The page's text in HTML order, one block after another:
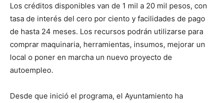
Los créditos disponibles van de 1 mil a 20 mil pesos, con
tasa de interés del cero por ciento y facilidades de pago
de hasta 24 meses. Los recursos podrán utilizarse para
comprar maquinaria, herramientas, insumos, mejorar un
local o poner en marcha un nuevo proyecto de
autoempleo.
Desde que inició el programa, el Ayuntamiento ha